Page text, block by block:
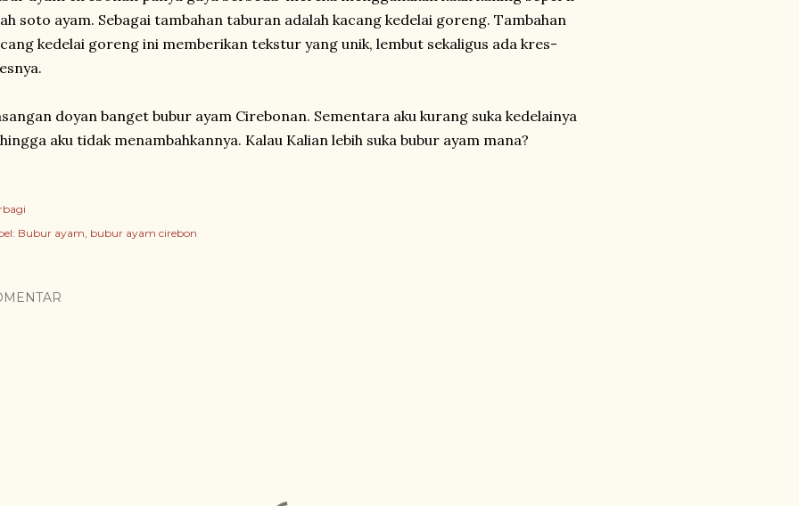
soto ayam. Sebagai tambahan taburan adalah kacang kedelai goreng. Tambahan
kedelai goreng ini memberikan tekstur yang unik, lembut sekaligus ada kres-
doyan banget bubur ayam Cirebonan. Sementara aku kurang suka kedelainya
aku tidak menambahkannya. Kalau Kalian lebih suka bubur ayam mana?
Bubur ayam bubur ayam cirebon